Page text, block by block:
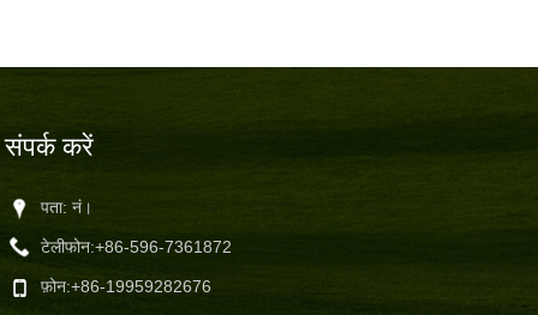
संपर्क करें
पता: नं।
टेलीफोन:+86-596-7361872
फ़ोन:+86-19959282676